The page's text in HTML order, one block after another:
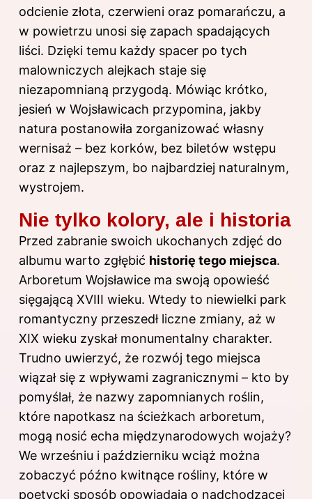
odcienie złota, czerwieni oraz pomarańczu, a
w powietrzu unosi się zapach spadających
liści. Dzięki temu każdy spacer po tych
malowniczych alejkach staje się
niezapomnianą przygodą. Mówiąc krótko,
jesień w Wojsławicach przypomina, jakby
natura postanowiła zorganizować własny
wernisaż – bez korków, bez biletów wstępu
oraz z najlepszym, bo najbardziej naturalnym,
wystrojem.
Nie tylko kolory, ale i historia
Przed zabranie swoich ukochanych zdjęć do
albumu warto zgłębić historię tego miejsca.
Arboretum Wojsławice ma swoją opowieść
sięgającą XVIII wieku. Wtedy to niewielki park
romantyczny przeszedł liczne zmiany, aż w
XIX wieku zyskał monumentalny charakter.
Trudno uwierzyć, że rozwój tego miejsca
wiązał się z wpływami zagranicznymi – kto by
pomyślał, że nazwy zapomnianych roślin,
które napotkasz na ścieżkach arboretum,
mogą nosić echa międzynarodowych wojaży?
We wrześniu i październiku wciąż można
zobaczyć późno kwitnące rośliny, które w
poetycki sposób opowiadają o nadchodzącej